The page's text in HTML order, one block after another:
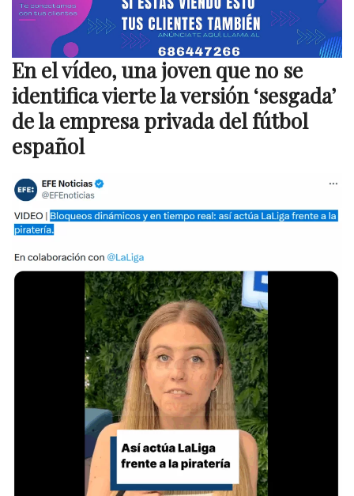
En el vídeo, una joven que no se
identifica vierte la versión ‘sesgada’
de la empresa privada del fútbol
español